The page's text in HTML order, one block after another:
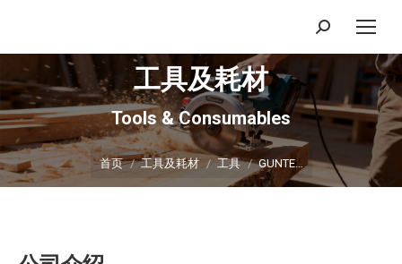
搜
索：
工具及耗材
Tools & Consumables
你在这里：
首页 工具及耗材 工具 GUNTE…